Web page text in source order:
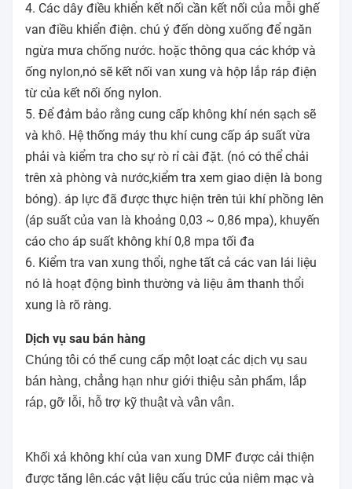
4. Các dây điều khiển kết nối cần kết nối của mỗi ghế
van điều khiển điện. chú ý đến dòng xuống để ngăn
ngừa mưa chống nước. hoặc thông qua các khớp và
ống nylon,nó sẽ kết nối van xung và hộp lắp ráp điện
từ của kết nối ống nylon.
5. Để đảm bảo rằng cung cấp không khí nén sạch sẽ
và khô. Hệ thống máy thu khí cung cấp áp suất vừa
phải và kiểm tra cho sự rò rỉ cài đặt. (nó có thể chải
trên xà phòng và nước,kiểm tra xem giao diện là bong
bóng). áp lực đã được thực hiện trên túi khí phồng lên
(áp suất của van là khoảng 0,03 ~ 0,86 mpa), khuyến
cáo cho áp suất không khí 0,8 mpa tối đa
6. Kiểm tra van xung thổi, nghe tất cả các van lái liệu
nó là hoạt động bình thường và liệu âm thanh thổi
xung là rõ ràng.
Dịch vụ sau bán hàng
Chúng tôi có thể cung cấp một loạt các dịch vụ sau
bán hàng, chẳng hạn như giới thiệu sản phẩm, lắp
ráp, gỡ lỗi, hỗ trợ kỹ thuật và vân vân.
Khối xả không khí của van xung DMF được cải thiện
được tăng lên.các vật liệu cấu trúc của niêm mạc và